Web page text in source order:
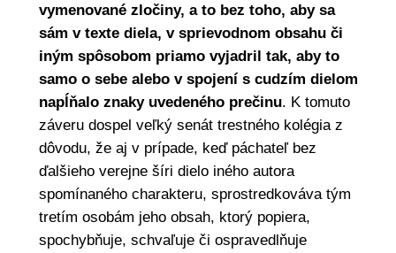
vymenované zločiny, a to bez toho, aby sa
sám v texte diela, v sprievodnom obsahu či
iným spôsobom priamo vyjadril tak, aby to
samo o sebe alebo v spojení s cudzím dielom
napĺňalo znaky uvedeného prečinu. K tomuto
záveru dospel veľký senát trestného kolégia z
dôvodu, že aj v prípade, keď páchateľ bez
ďalšieho verejne šíri dielo iného autora
spomínaného charakteru, sprostredkováva tým
tretím osobám jeho obsah, ktorý popiera,
spochybňuje, schvaľuje či ospravedlňuje